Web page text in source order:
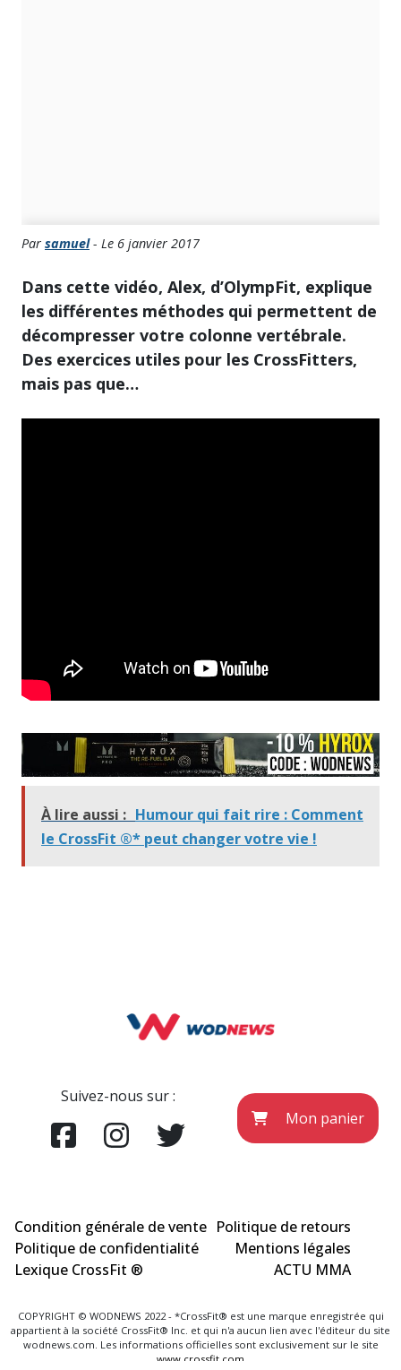
Par samuel- Le 6 janvier 2017
Dans cette vidéo, Alex, d’OlympFit, explique
les différentes méthodes qui permettent de
décompresser votre colonne vertébrale.
Des exercices utiles pour les CrossFitters,
mais pas que…
À lire aussi : Humour qui fait rire : Comment
le CrossFit ®* peut changer votre vie !
Suivez-nous sur :
Mon panier
Condition générale de vente Politique de retours
Politique de confidentialité
Mentions légales
Lexique CrossFit ®
ACTU MMA
COPYRIGHT © WODNEWS 2022 - *CrossFit® est une marque enregistrée qui
appartient à la société CrossFit® Inc. et qui n'a aucun lien avec l'éditeur du site
wodnews.com. Les informations officielles sont exclusivement sur le site
www.crossfit.com